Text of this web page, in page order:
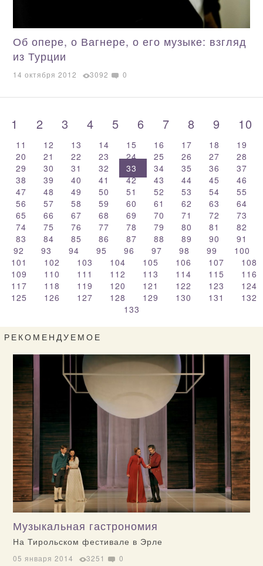
Об опере, о Вагнере, о его музыке: взгляд
из Турции
14 октября 2012 3092 0
1 2 3 4 5 6 7 8 9 10
11 12 13 14 15 16 17 18
19
20
21 22 23 24 25 26 27
28
29
30 31 32 33 34 35 36
37
38
39 40 41 42 43 44 45
46
47
48 49 50 51 52 53 54
55
56
57 58 59 60 61 62 63
64
65
66 67 68 69 70 71 72
73
74
75 76 77 78 79 80 81
82
83
84 85 86 87 88 89 90
91
92
93 94 95 96 97 98 99
100
101
102 103 104 105 106 107
108
109
110 111 112 113 114 115
116
117
118 119 120 121 122 123
124
125
126 127 128 129 130 131
132
133
РЕКОМЕНДУЕМОЕ
Музыкальная гастрономия
На Тирольском фестивале в Эрле
05 января 2014 3251 0